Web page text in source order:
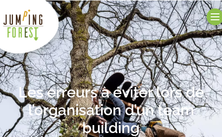
Les erreurs à éviter lors de
l’organisation d’un team
building